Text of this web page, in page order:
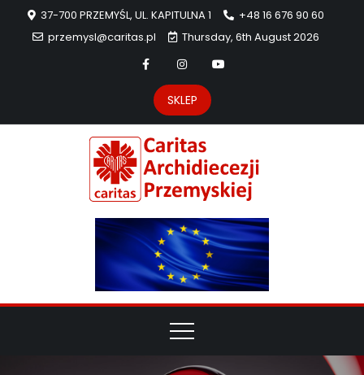
37-700 PRZEMYŚL, UL. KAPITULNA 1
+48 16 676 90 60
przemysl@caritas.pl
Thursday, 6th August 2026
SKLEP